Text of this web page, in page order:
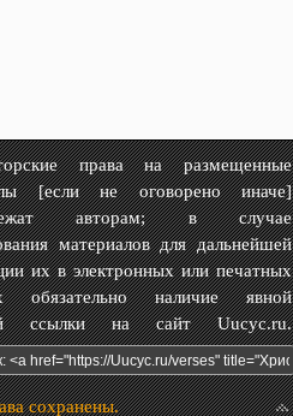
права на размещенные
[если не оговорено иначе]
авторам; в случае
материалов для дальнейшей
их в электронных или печатных
обязательно наличие явной
ссылки на сайт Uucyc.ru.
сохранены.